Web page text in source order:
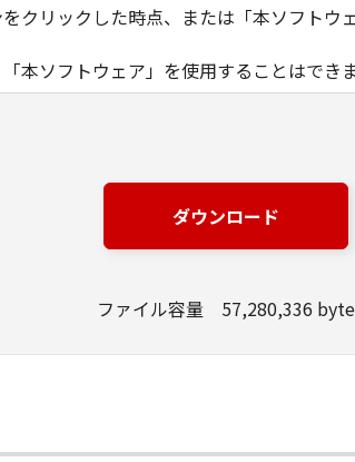
クリックした時点、または「本ソフトウ
本ソフトウェア」を使用することはできま
言います。）において、「本ソフトウェ
ストールすること、またはコンピュータ
す。）するための非独占的権利をお客様
ーター上で、かかるコンピューターの使
キヤノンまたはキヤノンのライセンサー
いは許諾されるものではありません。
ダウンロード
ファイル容量 57,280,336 byte